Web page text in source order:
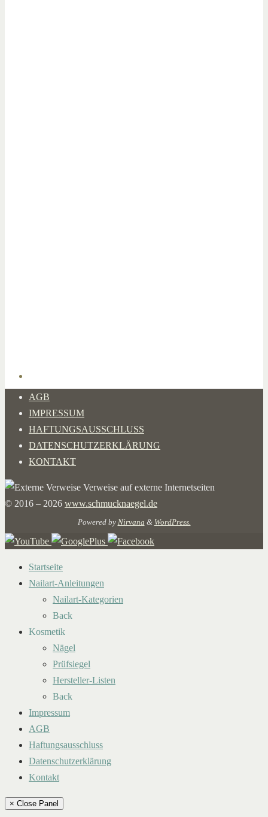
AGB
IMPRESSUM
HAFTUNGSAUSSCHLUSS
DATENSCHUTZERKLÄRUNG
KONTAKT
Verweise auf externe Internetseiten
© 2016 – 2026 www.schmucknaegel.de
Powered by Nirvana & WordPress.
Startseite
Nailart-Anleitungen
Nailart-Kategorien
Back
Kosmetik
Nägel
Prüfsiegel
Hersteller-Listen
Back
Impressum
AGB
Haftungsausschluss
Datenschutzerklärung
Kontakt
× Close Panel